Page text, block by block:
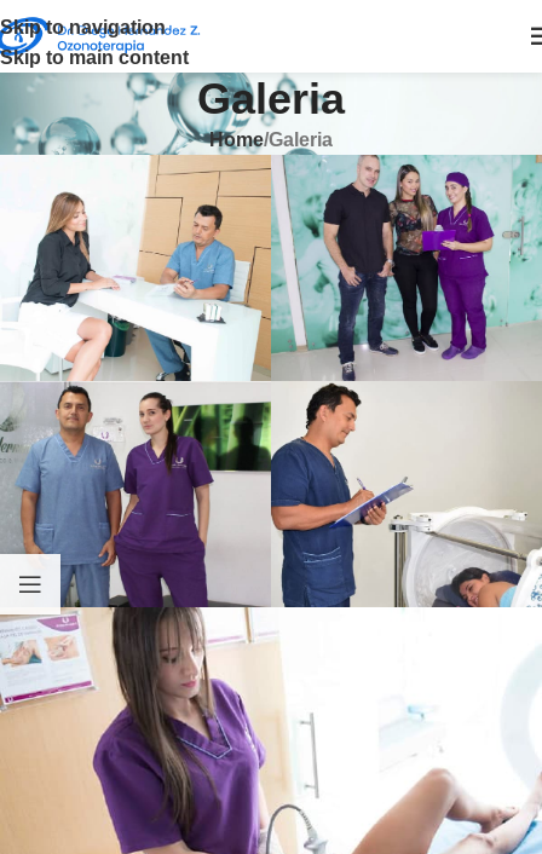
Skip to navigation
Skip to main content
Galeria
Home Galeria